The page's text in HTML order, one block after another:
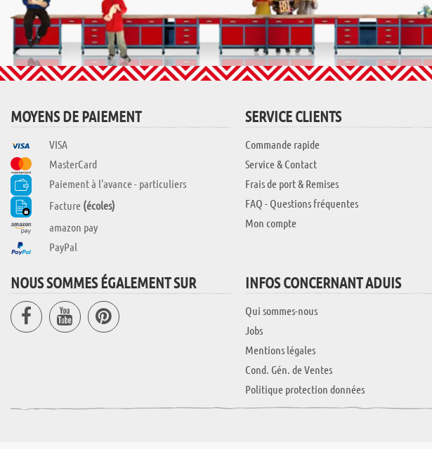
MOYENS DE PAIEMENT
VISA
MasterCard
Paiement à l'avance - particuliers
Facture (écoles)
amazon pay
PayPal
SERVICE CLIENTS
Commande rapide
Service & Contact
Frais de port & Remises
FAQ - Questions fréquentes
Mon compte
NOUS SOMMES ÉGALEMENT SUR INFOS CONCERNANT ADUIS
Qui sommes-nous
Jobs
Mentions légales
Cond. Gén. de Ventes
Politique protection données